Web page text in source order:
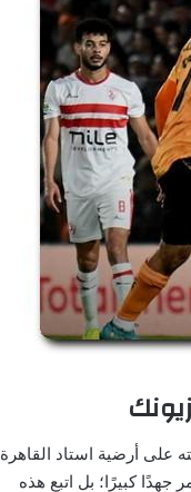
على أرضية استاد القاهرة
كبيرًا؛ بل اتبع هذه